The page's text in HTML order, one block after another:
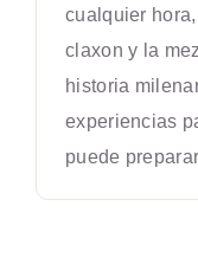
cualquier
claxon y la
historia
experiencias
puede